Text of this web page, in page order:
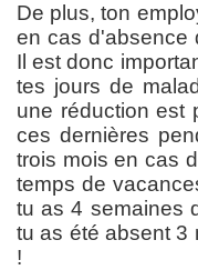
De plus, ton
en cas d'absence
Il est donc
tes jours de
une réduction est
ces dernières
trois mois en cas
temps de
tu as 4 semaines
tu as été absent 3
!